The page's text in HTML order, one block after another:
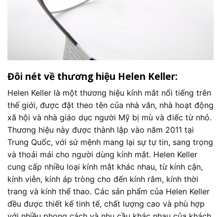
Đôi nét về thương hiệu Helen Keller:
Helen Keller là một thương hiệu kính mắt nổi tiếng trên
thế giới, được đặt theo tên của nhà văn, nhà hoạt động
xã hội và nhà giáo dục người Mỹ bị mù và điếc từ nhỏ.
Thương hiệu này được thành lập vào năm 2011 tại
Trung Quốc, với sứ mệnh mang lại sự tự tin, sang trọng
và thoải mái cho người dùng kính mắt. Helen Keller
cung cấp nhiều loại kính mắt khác nhau, từ kính cận,
kính viễn, kính áp tròng cho đến kính râm, kính thời
trang và kính thể thao. Các sản phẩm của Helen Keller
đều được thiết kế tinh tế, chất lượng cao và phù hợp